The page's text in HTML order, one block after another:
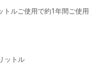
トルご使用で約1年間ご使用
ットル